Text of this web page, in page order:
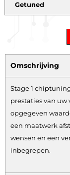
Getuned
Omschrijving
Stage 1
prestaties van
opgegeven
een maatwerk
wensen en een
inbegrepen.